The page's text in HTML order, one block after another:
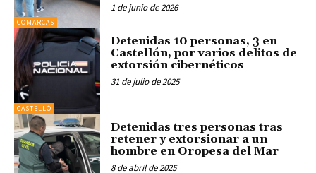
COMARCAS
1 de junio de 2026
CASTELLÓ
Detenidas 10 personas, 3 en
Castellón, por varios delitos de
extorsión cibernéticos
31 de julio de 2025
Detenidas tres personas tras
retener y extorsionar a un
hombre en Oropesa del Mar
8 de abril de 2025